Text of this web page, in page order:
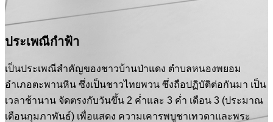
ประเพณีกำฟ้า
เป็นประเพณีสำคัญของชาวบ้านป่าแดง ตำบลหนองพยอม
อำเภอตะพานหิน ซึ่งเป็นชาวไทยพวน ซึ่งถือปฏิบัติต่อกันมา เป็น
เวลาช้านาน จัดตรงกับวันขึ้น 2 ค่ำและ 3 ค่ำ เดือน 3 (ประมาณ
เดือนกุมภาพันธ์) เพื่อแสดง ความเคารพบูชาเทวดาและพระ